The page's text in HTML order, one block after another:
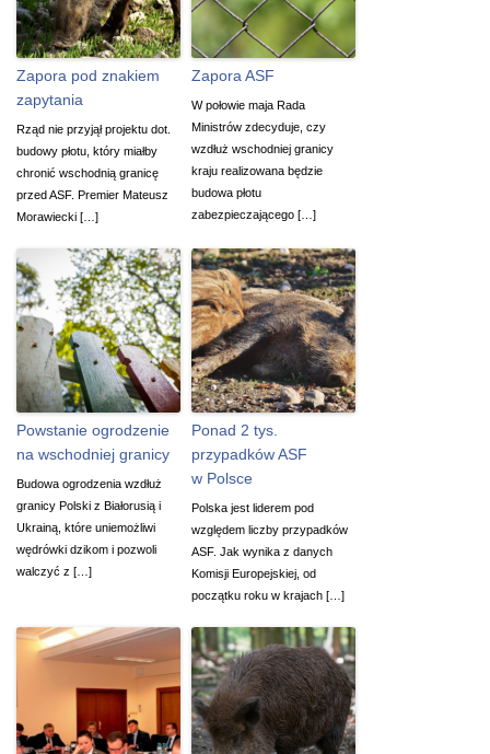
Zapora pod znakiem
zapytania
Rząd nie przyjął projektu dot.
budowy płotu, który miałby
chronić wschodnią granicę
przed ASF. Premier Mateusz
Morawiecki […]
Zapora ASF
W połowie maja Rada
Ministrów zdecyduje, czy
wzdłuż wschodniej granicy
kraju realizowana będzie
budowa płotu
zabezpieczającego […]
Powstanie ogrodzenie
na wschodniej granicy
Budowa ogrodzenia wzdłuż
granicy Polski z Białorusią i
Ukrainą, które uniemożliwi
wędrówki dzikom i pozwoli
walczyć z […]
Ponad 2 tys.
przypadków ASF
w Polsce
Polska jest liderem pod
względem liczby przypadków
ASF. Jak wynika z danych
Komisji Europejskiej, od
początku roku w krajach […]